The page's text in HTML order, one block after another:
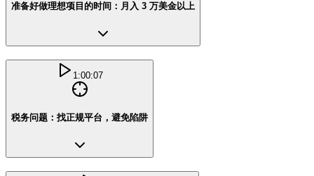
准备好做理想项目的时间：月入 3 万美金以上
1:00:07
税务问题：找正规平台，避免陷阱